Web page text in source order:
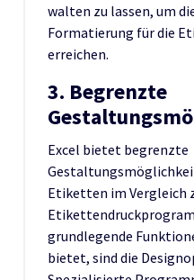
walten zu lassen, um
Formatierung für die
erreichen.
3. Begrenzte
Excel bietet begrenzte
Etiketten im Vergleich
grundlegende
bietet, sind die